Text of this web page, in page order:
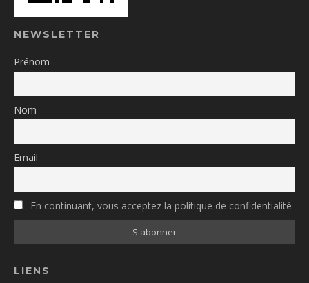
NEWSLETTER
Prénom
Nom
Email
En continuant, vous acceptez la politique de confidentialité
LIENS